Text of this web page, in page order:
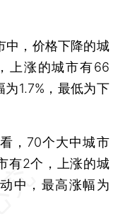
，价格下降的城
上涨的城市有66
1.7%，最低为下
，70个大中城市
有2个，上涨的城
中，最高涨幅为